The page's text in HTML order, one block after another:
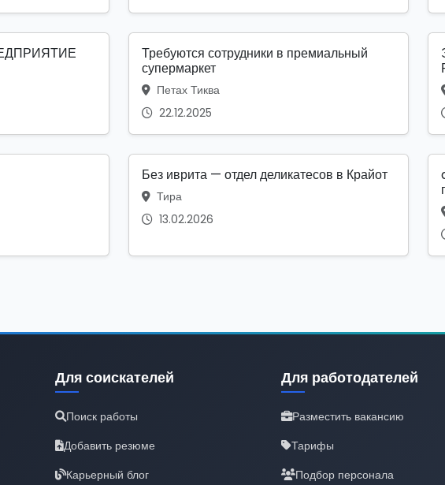
Требуются сотрудники в премиальный
супермаркет
Петах Тиква
22.12.2025
Без иврита — отдел деликатесов в Крайот
Тира
13.02.2026
Для соискателей
Поиск работы
Добавить резюме
Карьерный блог
Для работодателей
Разместить вакансию
Тарифы
Подбор персонала